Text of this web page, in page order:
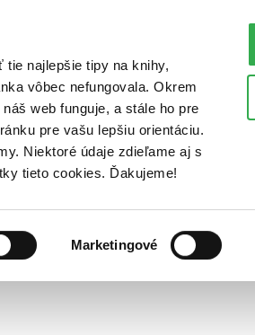
najlepšie tipy na knihy,
vôbec nefungovala. Okrem
web funguje, a stále ho pre
pre vašu lepšiu orientáciu.
Niektoré údaje zdieľame aj s
tieto cookies. Ďakujeme!
Marketingové